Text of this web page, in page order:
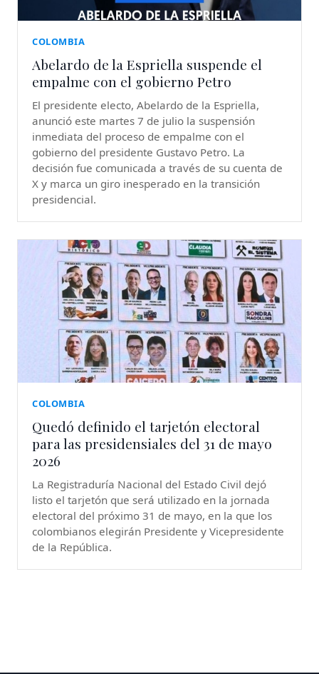
COLOMBIA
Abelardo de la Espriella suspende el
empalme con el gobierno Petro
El presidente electo, Abelardo de la Espriella,
anunció este martes 7 de julio la suspensión
inmediata del proceso de empalme con el
gobierno del presidente Gustavo Petro. La
decisión fue comunicada a través de su cuenta de
X y marca un giro inesperado en la transición
presidencial.
COLOMBIA
Quedó definido el tarjetón electoral
para las presidensiales del 31 de mayo
2026
La Registraduría Nacional del Estado Civil dejó
listo el tarjetón que será utilizado en la jornada
electoral del próximo 31 de mayo, en la que los
colombianos elegirán Presidente y Vicepresidente
de la República.